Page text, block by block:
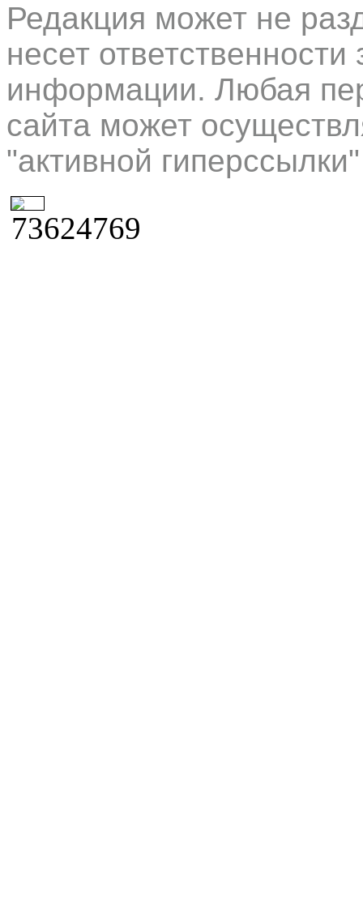
Редакция может не
несет
информации. Любая
сайта может
"активной